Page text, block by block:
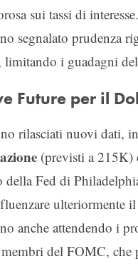
sui tassi di
segnalato prudenza
limitando i guadagni
Future per il
rilasciati nuovi dati,
(previsti a 215K)
della Fed di
ulteriormente
anche attendendo i
del FOMC, che